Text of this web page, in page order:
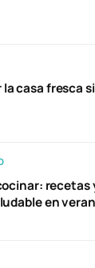
casa fresca
recetas
en